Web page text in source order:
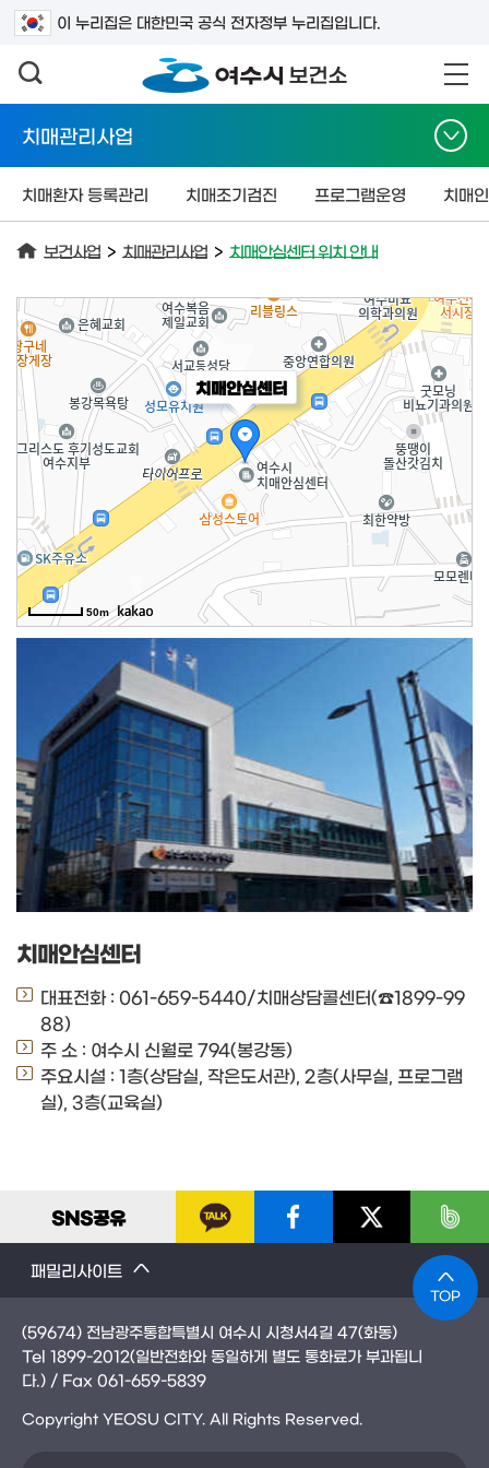
이 누리집은 대한민국 공식 전자정부 누리집입니다.
검색어를 입력하세요
치매관리사업
치매환자 등록관리 치매조기검진 프로그램운영 치매
보건사업 > 치매관리사업 > 치매안심센터 위치 안내
치매안심센터
50m
치매안심센터
대표전화 : 061-659-5440/치매상담콜센터(☎1899-99
88)
주 소 : 여수시 신월로 794(봉강동)
주요시설 : 1층(상담실, 작은도서관), 2층(사무실, 프로그램
실), 3층(교육실)
SNS공유
패밀리사이트
TOP
(59674) 전남광주통합특별시 여수시 시청서4길 47(화동)
Tel 1899-2012(일반전화와 동일하게 별도 통화료가 부과됩니
다.) / Fax 061-659-5839
Copyright YEOSU CITY. All Rights Reserved.